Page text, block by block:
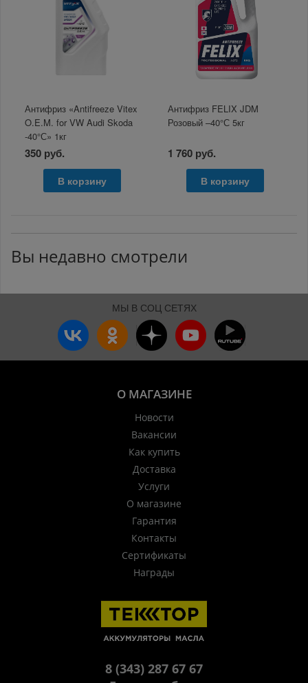
Антифриз «Antifreeze Vitex
O.E.M. for VW Audi Skoda
-40°С» 1кг
350 руб.
В корзину
Антифриз FELIX JDM
Розовый –40°С 5кг
1 760 руб.
В корзину
Вы недавно смотрели
МЫ В СОЦ СЕТЯХ
О МАГАЗИНЕ
Новости
Вакансии
Как купить
Доставка
Услуги
О магазине
Гарантия
Контакты
Сертификаты
Награды
8 (343) 287 67 67